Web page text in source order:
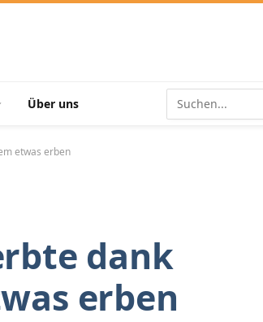
Über uns
etwas erben
dank
erben